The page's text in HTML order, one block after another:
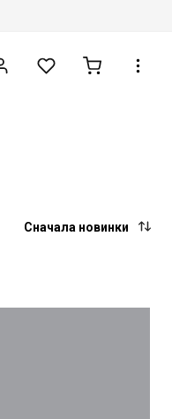
Сначала новинки